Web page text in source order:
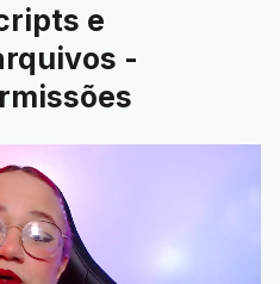
e
-